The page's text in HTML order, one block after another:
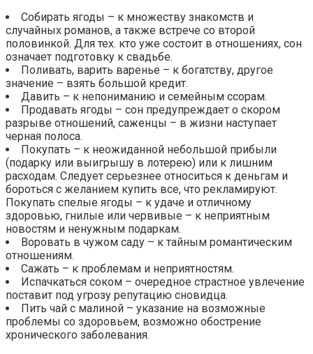
Собирать ягоды – к множеству знакомств и
случайных романов, а также встрече со второй
половинкой. Для тех. кто уже состоит в отношениях, сон
означает подготовку к свадьбе.
Поливать, варить варенье – к богатству, другое
значение – взять большой кредит.
Давить – к непониманию и семейным ссорам.
Продавать ягоды – сон предупреждает о скором
разрыве отношений, саженцы – в жизни наступает
черная полоса.
Покупать – к неожиданной небольшой прибыли
(подарку или выигрышу в лотерею) или к лишним
расходам. Следует серьезнее относиться к деньгам и
бороться с желанием купить все, что рекламируют.
Покупать спелые ягоды – к удаче и отличному
здоровью, гнилые или червивые – к неприятным
новостям и ненужным подаркам.
Воровать в чужом саду – к тайным романтическим
отношениям.
Сажать – к проблемам и неприятностям.
Испачкаться соком – очередное страстное увлечение
поставит под угрозу репутацию сновидца.
Пить чай с малиной – указание на возможные
проблемы со здоровьем, возможно обострение
хронического заболевания.